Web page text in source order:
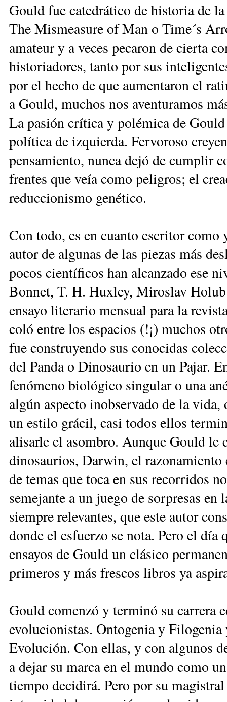
Gould fue catedrático de historia de
The Mismeasure of Man o Time´s
amateur y a veces pecaron de cierta
historiadores, tanto por sus
por el hecho de que aumentaron el
a Gould, muchos nos aventuramos
La pasión crítica y polémica de
política de izquierda. Fervoroso
pensamiento, nunca dejó de cumplir
frentes que veía como peligros; el
reduccionismo genético.
Con todo, es en cuanto escritor
autor de algunas de las piezas más
pocos científicos han alcanzado ese
Bonnet, T. H. Huxley, Miroslav
ensayo literario mensual para la
coló entre los espacios (!¡) muchos
fue construyendo sus conocidas
del Panda o Dinosaurio en un Pajar.
fenómeno biológico singular o una
algún aspecto inobservado de la
un estilo grácil, casi todos ellos
alisarle el asombro. Aunque Gould le
dinosaurios, Darwin, el
de temas que toca en sus recorridos
semejante a un juego de sorpresas en
siempre relevantes, que este autor
donde el esfuerzo se nota. Pero el día
ensayos de Gould un clásico
primeros y más frescos libros ya
Gould comenzó y terminó su carrera
evolucionistas. Ontogenia y
Evolución. Con ellas, y con algunos
a dejar su marca en el mundo como
tiempo decidirá. Pero por su